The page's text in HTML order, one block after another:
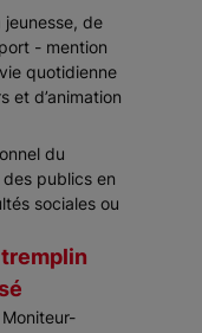
de
- mention
quotidienne
et d’animation
du
publics en
sociales ou